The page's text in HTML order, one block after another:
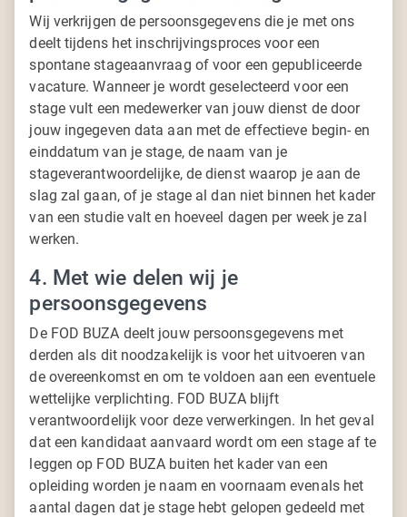
Wij verkrijgen de persoonsgegevens die je met ons
deelt tijdens het inschrijvingsproces voor een
spontane stageaanvraag of voor een gepubliceerde
vacature. Wanneer je wordt geselecteerd voor een
stage vult een medewerker van jouw dienst de door
jouw ingegeven data aan met de effectieve begin- en
einddatum van je stage, de naam van je
stageverantwoordelijke, de dienst waarop je aan de
slag zal gaan, of je stage al dan niet binnen het kader
van een studie valt en hoeveel dagen per week je zal
werken.
4. Met wie delen wij je
persoonsgegevens
De FOD BUZA deelt jouw persoonsgegevens met
derden als dit noodzakelijk is voor het uitvoeren van
de overeenkomst en om te voldoen aan een eventuele
wettelijke verplichting. FOD BUZA blijft
verantwoordelijk voor deze verwerkingen. In het geval
dat een kandidaat aanvaard wordt om een stage af te
leggen op FOD BUZA buiten het kader van een
opleiding worden je naam en voornaam evenals het
aantal dagen dat je stage hebt gelopen gedeeld met